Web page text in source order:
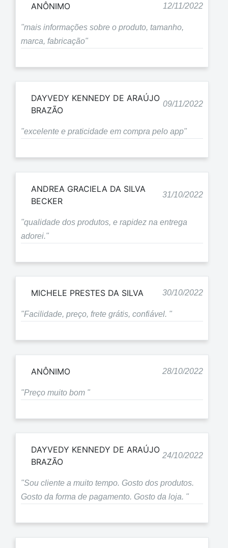
ANÔNIMO 12/11/2022
"mais informações sobre o produto, tamanho,
marca, fabricação"
DAYVEDY KENNEDY DE ARAÚJO
BRAZÃO
09/11/2022
"excelente e praticidade em compra pelo app"
ANDREA GRACIELA DA SILVA
BECKER
31/10/2022
"qualidade dos produtos, e rapidez na entrega
adorei."
MICHELE PRESTES DA SILVA 30/10/2022
"Facilidade, preço, frete grátis, confiável. "
ANÔNIMO 28/10/2022
"Preço muito bom "
DAYVEDY KENNEDY DE ARAÚJO
BRAZÃO
24/10/2022
"Sou cliente a muito tempo. Gosto dos produtos.
Gosto da forma de pagamento. Gosto da loja. "